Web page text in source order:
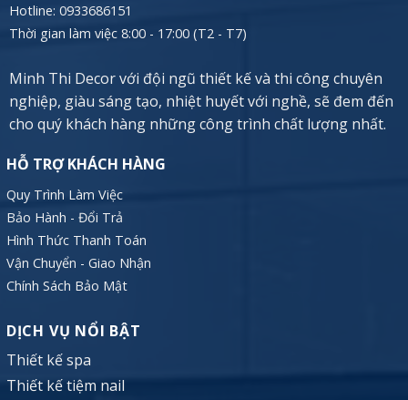
Hotline: 0933686151
Thời gian làm việc 8:00 - 17:00 (T2 - T7)
Minh Thi Decor với đội ngũ thiết kế và thi công chuyên
nghiệp, giàu sáng tạo, nhiệt huyết với nghề, sẽ đem đến
cho quý khách hàng những công trình chất lượng nhất.
HỖ TRỢ KHÁCH HÀNG
Quy Trình Làm Việc
Bảo Hành - Đổi Trả
Hình Thức Thanh Toán
Vận Chuyển - Giao Nhận
Chính Sách Bảo Mật
DỊCH VỤ NỔI BẬT
Thiết kế spa
Thiết kế tiệm nail